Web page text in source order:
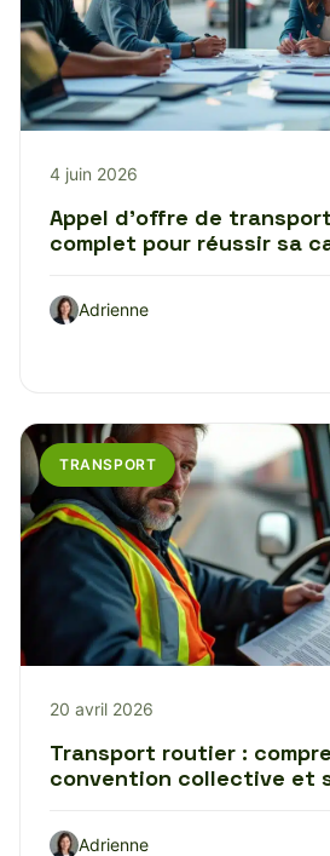
4 juin 2026
Appel d’offre de
complet pour réussir sa
Adrienne
TRANSPORT
20 avril 2026
Transport routier :
convention collective et
Adrienne